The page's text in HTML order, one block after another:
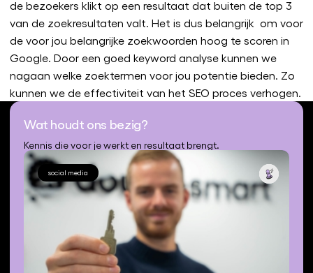
de bezoekers klikt op een resultaat dat buiten de top 3
van de zoekresultaten valt. Het is dus belangrijk om voor
de voor jou belangrijke zoekwoorden hoog te scoren in
Google. Door een goed keyword analyse kunnen we
nagaan welke zoektermen voor jou potentie bieden. Zo
kunnen we de effectiviteit van het SEO proces verhogen.
Wat houdt ons bezig?
Kennis die voor je werkt en resultaat brengt.
social media